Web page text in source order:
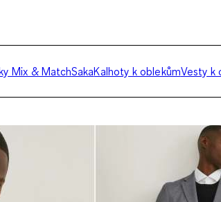
Mix & MatchSakaKalhoty k oblekůmVesty k